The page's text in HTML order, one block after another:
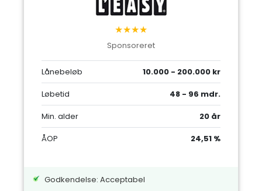
★★★★
Sponsoreret
Lånebeløb
10.000 - 200.000 kr
Løbetid
48 - 96 mdr.
Min. alder
20 år
ÅOP
24,51 %
Godkendelse: Acceptabel